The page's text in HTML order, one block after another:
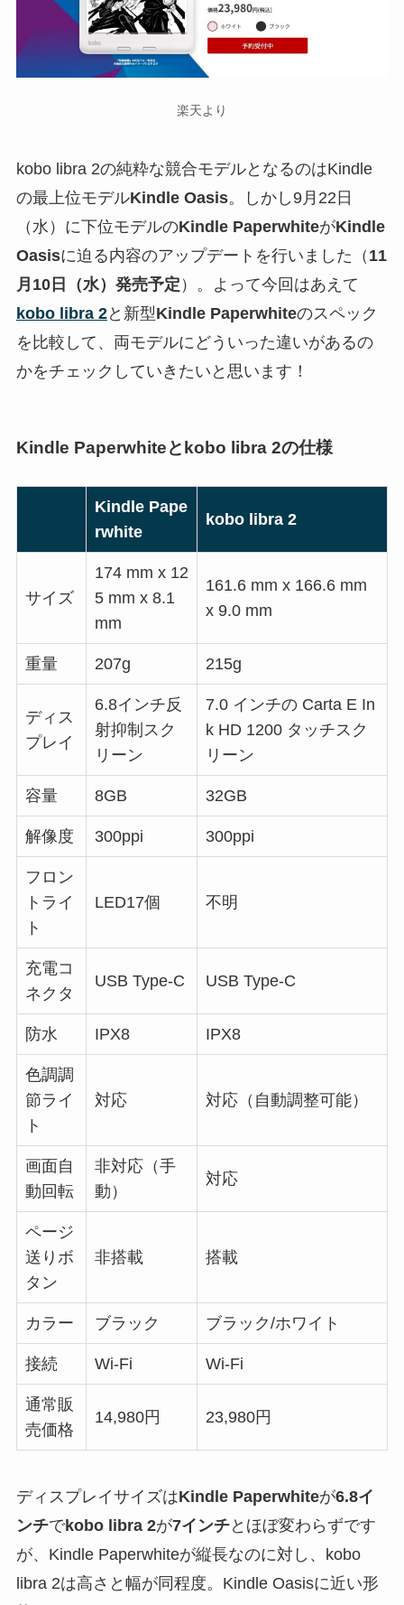
楽天より
kobo libra 2の純粋な競合モデルとなるのはKindle
の最上位モデルKindle Oasis。しかし9月22日
（水）に下位モデルのKindle PaperwhiteがKindle
Oasisに迫る内容のアップデートを行いました（ 11
月10日（水）発売予定 ）。よって今回はあえて
kobo libra 2と新型Kindle Paperwhiteのスペック
を比較して、両モデルにどういった違いがあるの
かをチェックしていきたいと思います！
Kindle Paperwhiteとkobo libra 2の仕様
Kindle Pape
rwhite
kobo libra 2
サイズ
174 mm x 12
5 mm x 8.1
mm
161.6 mm x 166.6 mm
x 9.0 mm
重量 207g 215g
ディス
プレイ
6.8インチ反
射抑制スク
リーン
7.0 インチの Carta E In
k HD 1200 タッチスク
リーン
容量 8GB 32GB
解像度 300ppi 300ppi
フロン
トライ
ト
LED17個 不明
充電コ
ネクタ
USB Type-C USB Type-C
防水 IPX8 IPX8
色調調
節ライ
ト
対応 対応（自動調整可能）
画面自
動回転
非対応（手
動）
対応
ページ
送りボ
タン
非搭載 搭載
カラー ブラック ブラック/ホワイト
接続 Wi-Fi Wi-Fi
通常販
売価格
14,980円 23,980円
ディスプレイサイズはKindle Paperwhiteが6.8イ
ンチでkobo libra 2が7インチとほぼ変わらずです
が、Kindle Paperwhiteが縦長なのに対し、kobo
libra 2は高さと幅が同程度。Kindle Oasisに近い形